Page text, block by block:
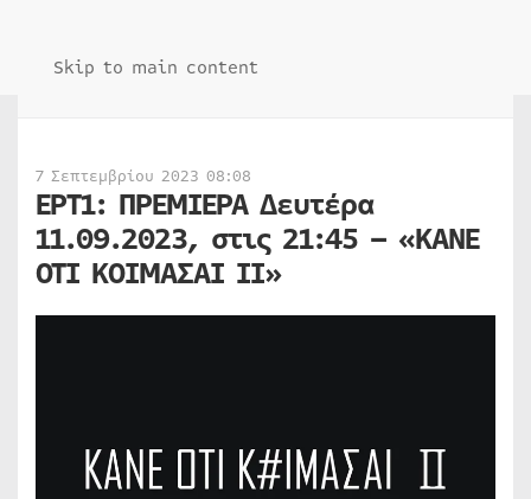
Skip to main content
7 Σεπτεμβρίου 2023 08:08
ΕΡΤ1: ΠΡΕΜΙΕΡΑ Δευτέρα
11.09.2023, στις 21:45 – «ΚΑΝΕ
ΟΤΙ ΚΟΙΜΑΣΑΙ ΙΙ»